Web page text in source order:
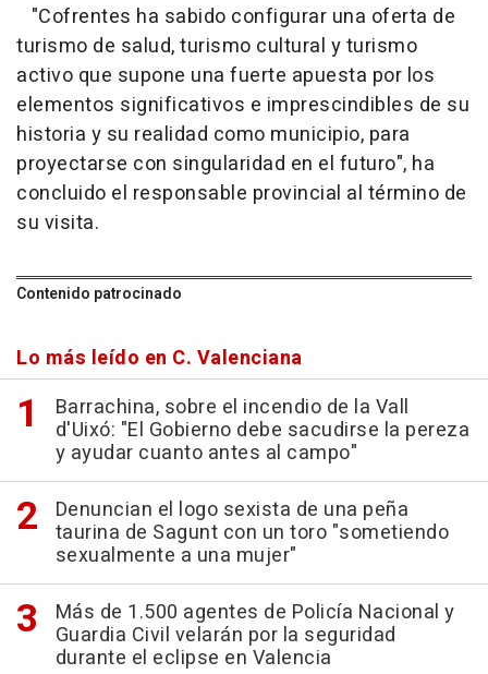
"Cofrentes ha sabido configurar una oferta de
turismo de salud, turismo cultural y turismo
activo que supone una fuerte apuesta por los
elementos significativos e imprescindibles de su
historia y su realidad como municipio, para
proyectarse con singularidad en el futuro", ha
concluido el responsable provincial al término de
su visita.
Contenido patrocinado
Lo más leído en C. Valenciana
Barrachina, sobre el incendio de la Vall
d'Uixó: "El Gobierno debe sacudirse la pereza
y ayudar cuanto antes al campo"
Denuncian el logo sexista de una peña
taurina de Sagunt con un toro "sometiendo
sexualmente a una mujer"
Más de 1.500 agentes de Policía Nacional y
Guardia Civil velarán por la seguridad
durante el eclipse en Valencia